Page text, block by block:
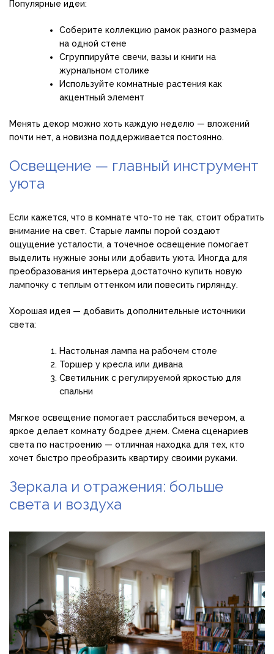
Популярные идеи:
Соберите коллекцию рамок разного размера
на одной стене
Сгруппируйте свечи, вазы и книги на
журнальном столике
Используйте комнатные растения как
акцентный элемент
Менять декор можно хоть каждую неделю — вложений
почти нет, а новизна поддерживается постоянно.
Освещение — главный инструмент
уюта
Если кажется, что в комнате что-то не так, стоит обратить
внимание на свет. Старые лампы порой создают
ощущение усталости, а точечное освещение помогает
выделить нужные зоны или добавить уюта. Иногда для
преобразования интерьера достаточно купить новую
лампочку с теплым оттенком или повесить гирлянду.
Хорошая идея — добавить дополнительные источники
света:
Настольная лампа на рабочем столе
Торшер у кресла или дивана
Светильник с регулируемой яркостью для
спальни
Мягкое освещение помогает расслабиться вечером, а
яркое делает комнату бодрее днем. Смена сценариев
света по настроению — отличная находка для тех, кто
хочет быстро преобразить квартиру своими руками.
Зеркала и отражения: больше
света и воздуха